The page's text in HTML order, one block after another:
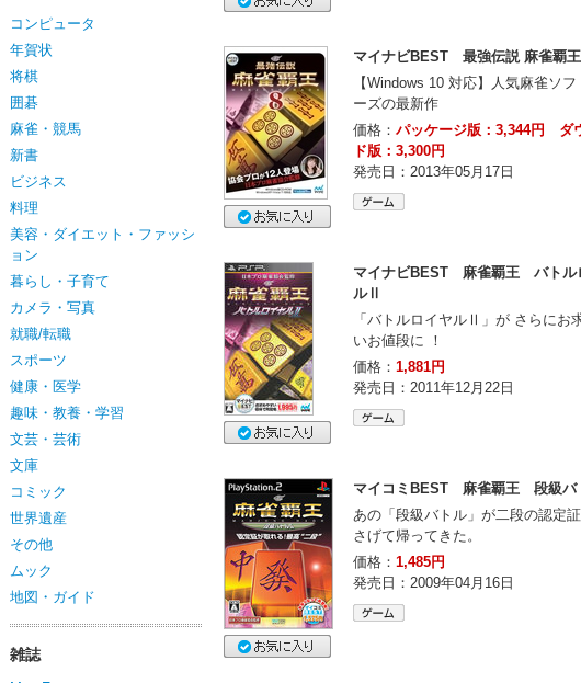
マイナビBEST 最強伝説 麻雀覇王
【Windows 10 対応】人気麻雀ソフ
ーズの最新作
価格： パッケージ版：3,344円 ダ
ド版：3,300円
発売日：2013年05月17日
マイナビBEST 麻雀覇王 バトル
ルⅡ
「バトルロイヤルⅡ」が さらにお
いお値段に ！
価格： 1,881円
発売日：2011年12月22日
マイコミBEST 麻雀覇王 段級バ
あの「段級バトル」が二段の認定
さげて帰ってきた。
価格： 1,485円
発売日：2009年04月16日
コンピュータ
年賀状
将棋
囲碁
麻雀・競馬
新書
ビジネス
料理
美容・ダイエット・ファッシ
ョン
暮らし・子育て
カメラ・写真
就職/転職
スポーツ
健康・医学
趣味・教養・学習
文芸・芸術
文庫
コミック
世界遺産
その他
ムック
地図・ガイド
雑誌